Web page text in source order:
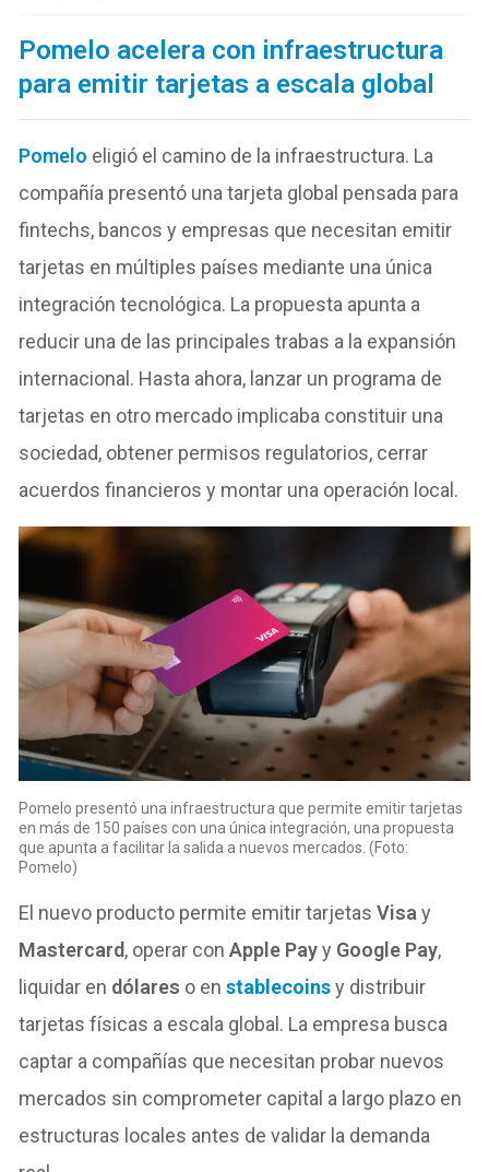
Pomelo acelera con infraestructura
para emitir tarjetas a escala global
Pomelo eligió el camino de la infraestructura. La
compañía presentó una tarjeta global pensada para
fintechs, bancos y empresas que necesitan emitir
tarjetas en múltiples países mediante una única
integración tecnológica. La propuesta apunta a
reducir una de las principales trabas a la expansión
internacional. Hasta ahora, lanzar un programa de
tarjetas en otro mercado implicaba constituir una
sociedad, obtener permisos regulatorios, cerrar
acuerdos financieros y montar una operación local.
Pomelo presentó una infraestructura que permite emitir tarjetas
en más de 150 países con una única integración, una propuesta
que apunta a facilitar la salida a nuevos mercados. (Foto:
Pomelo)
El nuevo producto permite emitir tarjetasVisa y
Mastercard, operar conApple Payy Google Pay,
liquidar en dólares o enstablecoinsy distribuir
tarjetas físicas a escala global. La empresa busca
captar a compañías que necesitan probar nuevos
mercados sin comprometer capital a largo plazo en
estructuras locales antes de validar la demanda